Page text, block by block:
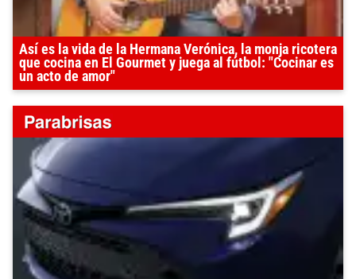
Así es la vida de la Hermana Verónica, la monja ricotera
que cocina en El Gourmet y juega al fútbol: "Cocinar es
un acto de amor"